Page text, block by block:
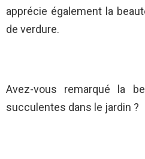
apprécie également la
de verdure.
Avez-vous remarqué la
succulentes dans le jardin ?